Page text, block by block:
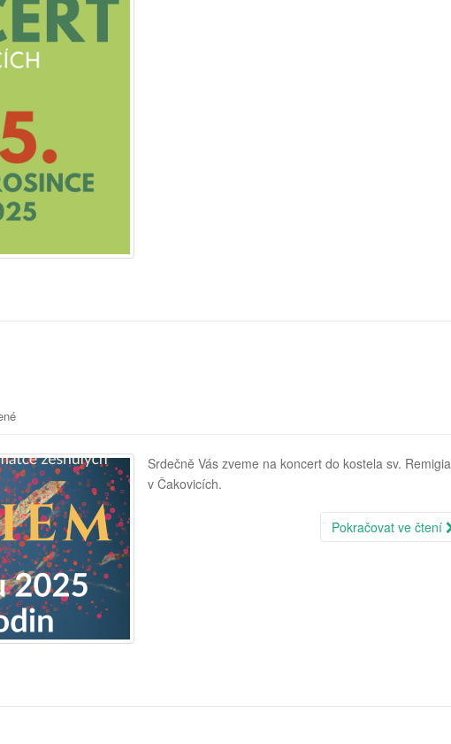
Srdečně Vás zveme na koncert do kostela sv. Remigia
v Čakovicích.
Pokračovat ve čtení